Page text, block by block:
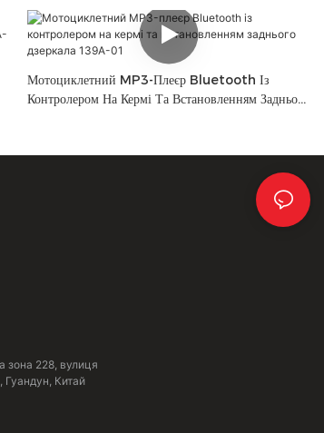
Мотоциклетний MP3-Плеєр Bluetooth Із
Контролером На Кермі Та Встановленням Заднього
зона 228, вулиця
Китай